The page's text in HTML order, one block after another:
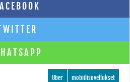
mobiilisovellukset
Uber